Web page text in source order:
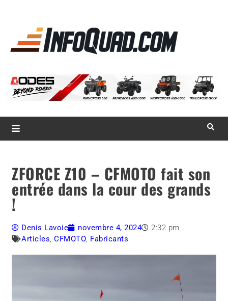
Magazine InfoQuad.com
ZFORCE Z10 – CFMOTO fait son
entrée dans la cour des grands
!
Denis Lavoie novembre 4, 2024
2:32 pm
Articles,CFMOTO, Fabricants